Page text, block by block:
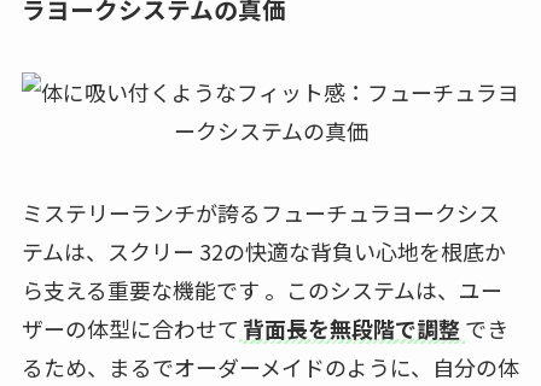
ラヨークシステムの真価
ミステリーランチが誇るフューチュラヨークシス
テムは、スクリー 32の快適な背負い心地を根底か
ら支える重要な機能です 。このシステムは、ユー
ザーの体型に合わせて 背面長を無段階で調整でき
るため、まるでオーダーメイドのように、自分の体